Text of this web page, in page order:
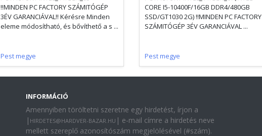
!!MINDEN PC FACTORY SZÁMITÓGÉP
3ÉV GARANCIÁVAL!! Kérésre Minden
eleme módosítható, és bővíthető a s ...
Pest megye
CORE I5-10400F/16GB DDR4/480GB
SSD/GT1030 2G) !!MINDEN PC FACTORY
SZÁMITÓGÉP 3ÉV GARANCIÁVAL ...
Pest megye
INFORMÁCIÓ
Amennyiben töröltetni szeretne egy hirdetést, írjon a
| HIRDETES@HARDVER-BAZAR.HU | e-mail címre a hirdetés neve
mellett szereplő azonosítószám megjelölésével (#szám).